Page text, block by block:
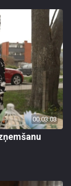
00:03:03